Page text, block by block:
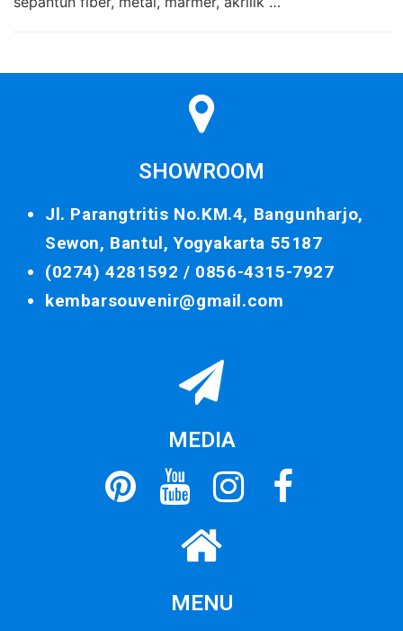
SHOWROOM
Jl. Parangtritis No.KM.4, Bangunharjo,
Sewon, Bantul, Yogyakarta 55187
(0274) 4281592 / 0856-4315-7927
kembarsouvenir@gmail.com
MEDIA
MENU